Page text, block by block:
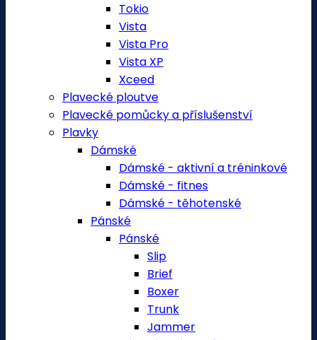
Tokio
Vista
Vista Pro
Vista XP
Xceed
Plavecké ploutve
Plavecké pomůcky a příslušenství
Plavky
Dámské
Dámské - aktivní a tréninkové
Dámské - fitnes
Dámské - těhotenské
Pánské
Pánské
Slip
Brief
Boxer
Trunk
Jammer